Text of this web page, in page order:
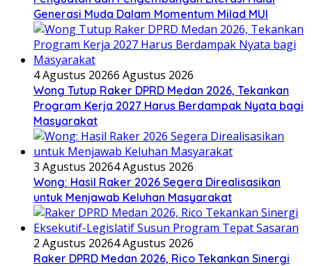
Generasi Muda Dalam Momentum Milad MUI
4 Agustus 20266 Agustus 2026
Wong Tutup Raker DPRD Medan 2026, Tekankan
Program Kerja 2027 Harus Berdampak Nyata bagi
Masyarakat
3 Agustus 20264 Agustus 2026
Wong: Hasil Raker 2026 Segera Direalisasikan
untuk Menjawab Keluhan Masyarakat
2 Agustus 20264 Agustus 2026
Raker DPRD Medan 2026, Rico Tekankan Sinergi